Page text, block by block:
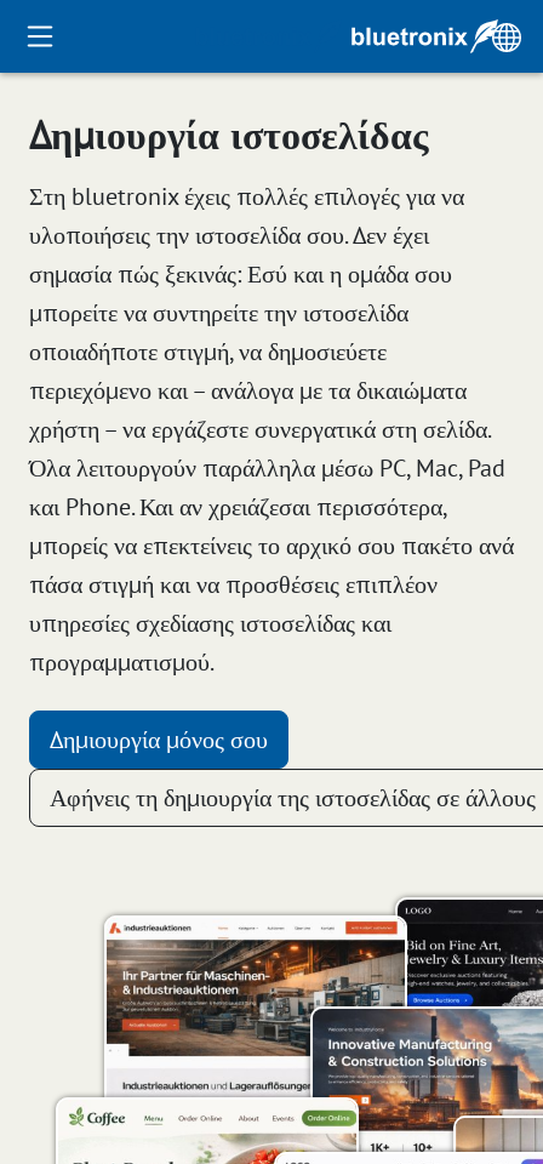
Δημιουργία ιστοσελίδας
Στη bluetronix έχεις πολλές επιλογές για να
υλοποιήσεις την ιστοσελίδα σου. Δεν έχει
σημασία πώς ξεκινάς: Εσύ και η ομάδα σου
μπορείτε να συντηρείτε την ιστοσελίδα
οποιαδήποτε στιγμή, να δημοσιεύετε
περιεχόμενο και – ανάλογα με τα δικαιώματα
χρήστη – να εργάζεστε συνεργατικά στη σελίδα.
Όλα λειτουργούν παράλληλα μέσω PC, Mac, Pad
και Phone. Και αν χρειάζεσαι περισσότερα,
μπορείς να επεκτείνεις το αρχικό σου πακέτο ανά
πάσα στιγμή και να προσθέσεις επιπλέον
υπηρεσίες σχεδίασης ιστοσελίδας και
προγραμματισμού.
Δημιουργία μόνος σου
Αφήνεις τη δημιουργία της ιστοσελίδας σε άλλους